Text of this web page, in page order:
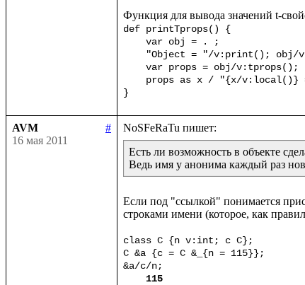
def printTprops() {
var obj = . ;
var props = obj/v:tprops();
props as x / "{x/v:local()}
}
AVM
#
16 мая 2011
Есть ли возможность в объекте
Ведь имя у анонима каждый раз
Если под "ссылкой" понимается
строками имени (которое, как
class C {n v:int; c C};
C &a {c = C &_{n = 115}};
&a/c/n;
115